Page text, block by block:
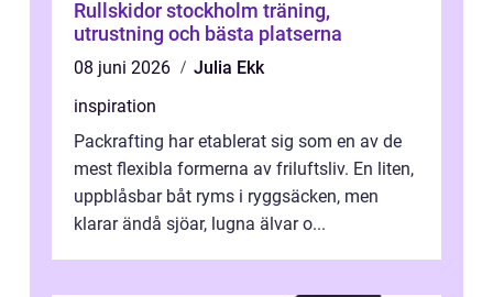
Rullskidor stockholm träning,
utrustning och bästa platserna
08 juni 2026
Julia Ekk
inspiration
Packrafting har etablerat sig som en av de
mest flexibla formerna av friluftsliv. En liten,
uppblåsbar båt ryms i ryggsäcken, men
klarar ändå sjöar, lugna älvar o...